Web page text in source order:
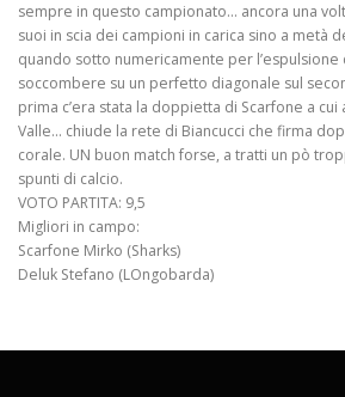
sempre in questo campionato… ancora una
suoi in scia dei campioni in carica sino a metà
quando sotto numericamente per l’espulsione
soccombere su un perfetto diagonale sul
prima c’era stata la doppietta di Scarfone a
Valle… chiude la rete di Biancucci che firma
corale. UN buon match forse, a tratti un pò
spunti di calcio.
VOTO PARTITA: 9,5
Migliori in campo:
Scarfone Mirko (Sharks)
Deluk Stefano (LOngobarda)